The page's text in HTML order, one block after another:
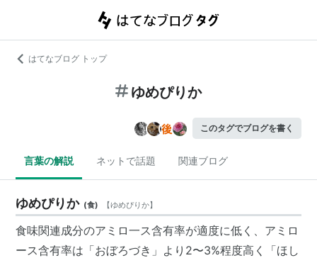
はてなブログ トップ
ゆめぴりか
このタグでブログを書く
言葉の解説 ネットで話題 関連ブログ
ゆめぴりか (食) 【ゆめぴりか】
食味関連成分のアミロ一ス含有率が適度に低く、アミロ
ース含有率は「おぼろづき」より2〜3%程度高く「ほし